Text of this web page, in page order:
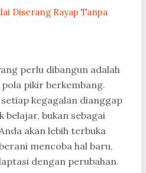
Diserang Rayap Tanpa
perlu dibangun adalah
pikir berkembang.
kegagalan dianggap
belajar, bukan sebagai
akan lebih terbuka
mencoba hal baru,
dengan perubahan.